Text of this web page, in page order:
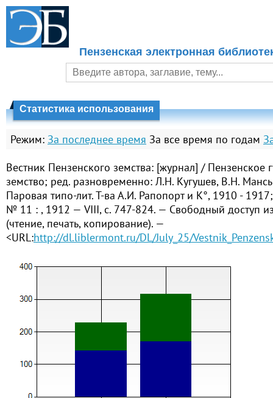
Пензенская электронная
Статистика использования
Режим: За последнее время За все время по годам
Вестник Пензенского земства: [журнал] / Пензенское
земство; ред. разновременно: Л.Н. Кугушев, В.Н.
Паровая типо-лит. Т-ва А.И. Рапопорт и К°, 1910 -
№ 11 : , 1912 — VIII, с. 747-824. — Свободный доступ
(чтение, печать, копирование). —
<URL:http://dl.liblermont.ru/DL/July_25/